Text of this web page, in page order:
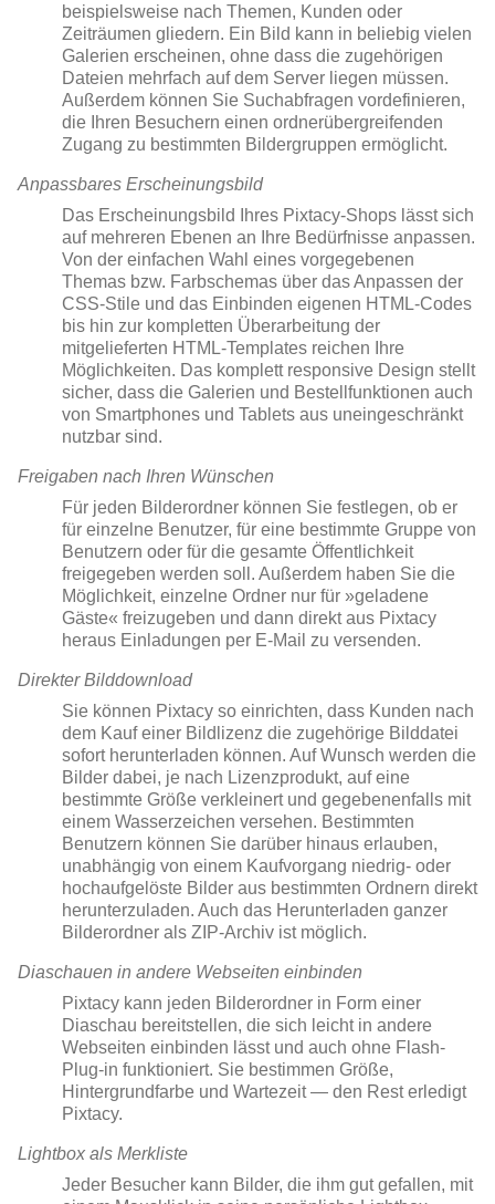
beispielsweise nach Themen, Kunden oder
Zeiträumen gliedern. Ein Bild kann in beliebig vielen
Galerien erscheinen, ohne dass die zugehörigen
Dateien mehrfach auf dem Server liegen müssen.
Außerdem können Sie Suchabfragen vordefinieren,
die Ihren Besuchern einen ordnerübergreifenden
Zugang zu bestimmten Bildergruppen ermöglicht.
Anpassbares Erscheinungsbild
Das Erscheinungsbild Ihres Pixtacy-Shops lässt sich
auf mehreren Ebenen an Ihre Bedürfnisse anpassen.
Von der einfachen Wahl eines vorgegebenen
Themas bzw. Farbschemas über das Anpassen der
CSS-Stile und das Einbinden eigenen HTML-Codes
bis hin zur kompletten Überarbeitung der
mitgelieferten HTML-Templates reichen Ihre
Möglichkeiten. Das komplett responsive Design stellt
sicher, dass die Galerien und Bestellfunktionen auch
von Smartphones und Tablets aus uneingeschränkt
nutzbar sind.
Freigaben nach Ihren Wünschen
Für jeden Bilderordner können Sie festlegen, ob er
für einzelne Benutzer, für eine bestimmte Gruppe von
Benutzern oder für die gesamte Öffentlichkeit
freigegeben werden soll. Außerdem haben Sie die
Möglichkeit, einzelne Ordner nur für »geladene
Gäste« freizugeben und dann direkt aus Pixtacy
heraus Einladungen per E-Mail zu versenden.
Direkter Bilddownload
Sie können Pixtacy so einrichten, dass Kunden nach
dem Kauf einer Bildlizenz die zugehörige Bilddatei
sofort herunterladen können. Auf Wunsch werden die
Bilder dabei, je nach Lizenzprodukt, auf eine
bestimmte Größe verkleinert und gegebenenfalls mit
einem Wasserzeichen versehen. Bestimmten
Benutzern können Sie darüber hinaus erlauben,
unabhängig von einem Kaufvorgang niedrig- oder
hochaufgelöste Bilder aus bestimmten Ordnern direkt
herunterzuladen. Auch das Herunterladen ganzer
Bilderordner als ZIP-Archiv ist möglich.
Diaschauen in andere Webseiten einbinden
Pixtacy kann jeden Bilderordner in Form einer
Diaschau bereitstellen, die sich leicht in andere
Webseiten einbinden lässt und auch ohne Flash-
Plug-in funktioniert. Sie bestimmen Größe,
Hintergrundfarbe und Wartezeit — den Rest erledigt
Pixtacy.
Lightbox als Merkliste
Jeder Besucher kann Bilder, die ihm gut gefallen, mit